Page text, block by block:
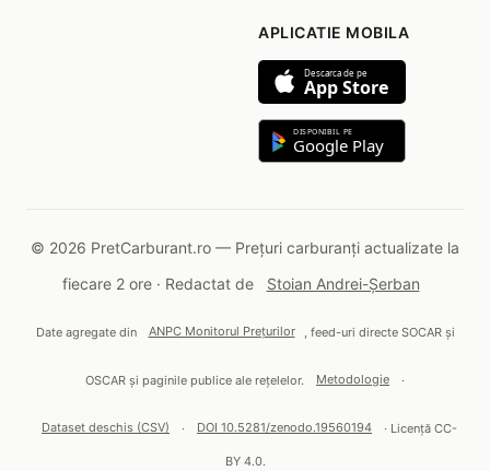
APLICATIE MOBILA
Descarca de pe
App Store
DISPONIBIL PE
Google Play
© 2026 PretCarburant.ro — Prețuri carburanți actualizate la
fiecare 2 ore · Redactat de
Stoian Andrei-Șerban
Date agregate din ANPC Monitorul Prețurilor , feed-uri directe SOCAR și
OSCAR și paginile publice ale rețelelor. Metodologie ·
Dataset deschis (CSV) · DOI 10.5281/zenodo.19560194 · Licență CC-
BY 4.0.